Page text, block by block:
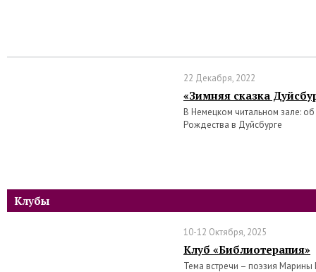
22 Декабря, 2022
«Зимняя сказка
В Немецком читальном зале:
Рождества в Дуйсбурге
Клубы
10-12 Октября, 2025
Клуб «Библиотерапия»
Тема встречи – поэзия Марины